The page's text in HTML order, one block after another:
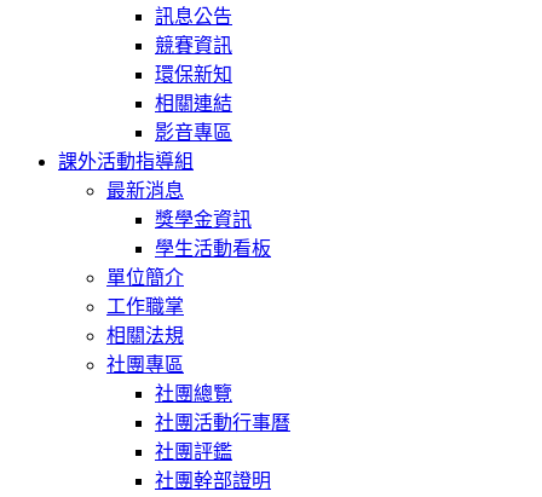
訊息公告
競賽資訊
環保新知
相關連結
影音專區
課外活動指導組
最新消息
獎學金資訊
學生活動看板
單位簡介
工作職掌
相關法規
社團專區
社團總覽
社團活動行事曆
社團評鑑
社團幹部證明